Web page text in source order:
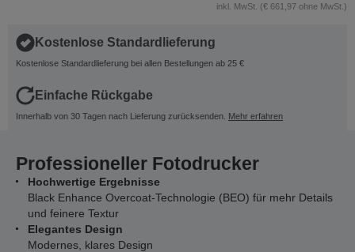
inkl. MwSt. (€ 661,97 ohne MwSt.)
Kostenlose Standardlieferung
Kostenlose Standardlieferung bei allen Bestellungen ab 25 €
Einfache Rückgabe
Innerhalb von 30 Tagen nach Lieferung zurücksenden. Mehr erfahren
Professioneller Fotodrucker
Hochwertige Ergebnisse
Black Enhance Overcoat-Technologie (BEO) für mehr Details
und feinere Textur
Elegantes Design
Modernes, klares Design